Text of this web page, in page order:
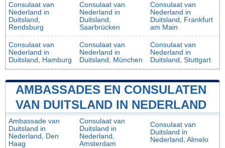
Consulaat van
Nederland in
Duitsland,
Rendsburg
Consulaat van
Nederland in
Duitsland,
Saarbrücken
Consulaat van
Nederland in
Duitsland, Frankfurt
am Main
Consulaat van
Nederland in
Duitsland, Hamburg
Consulaat van
Nederland in
Duitsland, München
Consulaat van
Nederland in
Duitsland, Stuttgart
AMBASSADES EN CONSULATEN
VAN DUITSLAND IN NEDERLAND
Ambassade van
Duitsland in
Nederland, Den
Haag
Consulaat van
Duitsland in
Nederland,
Amsterdam
Consulaat van
Duitsland in
Nederland, Almelo